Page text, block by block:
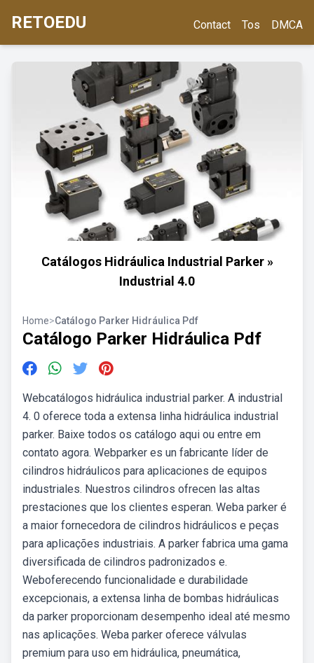
RETOEDU Contact Tos DMCA
Catálogos Hidráulica Industrial Parker »
Industrial 4.0
Home>Catálogo Parker Hidráulica Pdf
Catálogo Parker Hidráulica Pdf
Webcatálogos hidráulica industrial parker. A industrial
4. 0 oferece toda a extensa linha hidráulica industrial
parker. Baixe todos os catálogo aqui ou entre em
contato agora. Webparker es un fabricante líder de
cilindros hidráulicos para aplicaciones de equipos
industriales. Nuestros cilindros ofrecen las altas
prestaciones que los clientes esperan. Weba parker é
a maior fornecedora de cilindros hidráulicos e peças
para aplicações industriais. A parker fabrica uma gama
diversificada de cilindros padronizados e.
Weboferecendo funcionalidade e durabilidade
excepcionais, a extensa linha de bombas hidráulicas
da parker proporcionam desempenho ideal até mesmo
nas aplicações. Weba parker oferece válvulas
premium para uso em hidráulica, pneumática,